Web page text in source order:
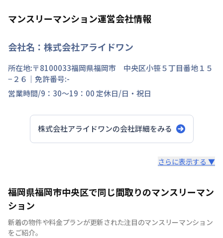
マンスリーマンション運営会社情報
会社名： 株式会社アライドワン
所在地:〒8100033福岡県福岡市 中央区小笹５丁目番地１５
−２６ ｜免許番号:-
営業時間/9：30～19：00 定休日/日・祝日
株式会社アライドワンの会社詳細をみる
私たちは福岡の街が大好きです。だからこそ知って欲しい
福岡の魅力。 滞在中の宿泊費を少しでも安く抑える事に
より魅力ある福岡を大いに満喫していただきたいから。
それが私たちの想いです。
さらに表示する ▼
福岡県福岡市中央区で同じ間取りのマンスリーマン
ション
新着の物件や料金プランが更新された注目のマンスリーマンション
をご紹介。